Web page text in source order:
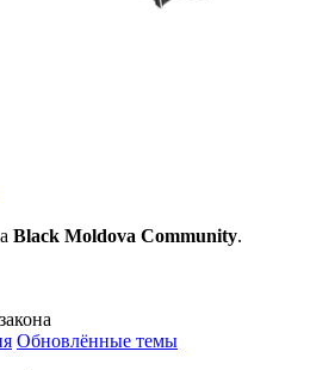
Black Moldova Community.
Обновлённые темы